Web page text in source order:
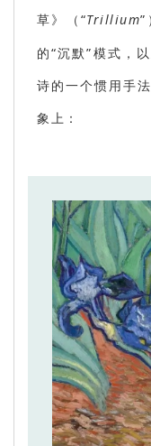
草》
（“Trillium”
的“沉默”模式，
诗的一个惯用手
象上：